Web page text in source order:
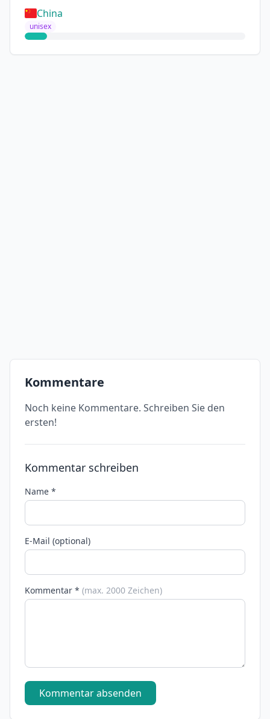
China
unisex
Kommentare
Noch keine Kommentare. Schreiben Sie den
ersten!
Kommentar schreiben
Name *
E-Mail (optional)
Kommentar * (max. 2000 Zeichen)
Kommentar absenden